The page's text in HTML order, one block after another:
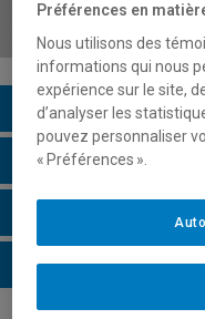
successeurs de
Description du cours
Horaire - Été 2026
Horaire - Automne
Horaire - Hiver 2027
Préférences en
Nous utilisons des
informations qui nous
expérience sur le site,
d’analyser les
pouvez personnaliser
« Préférences ».